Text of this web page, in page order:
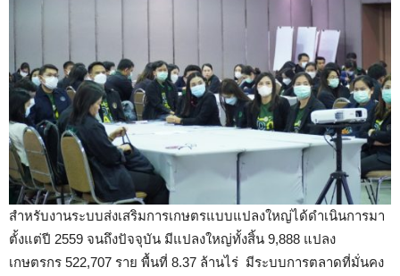
สำหรับงานระบบส่งเสริมการเกษตรแบบแปลงใหญ่ได้ดำเนินการมา
ตั้งแต่ปี 2559 จนถึงปัจจุบัน มีแปลงใหญ่ทั้งสิ้น 9,888 แปลง
เกษตรกร 522,707 ราย พื้นที่ 8.37 ล้านไร่ มีระบบการตลาดที่มั่นคง